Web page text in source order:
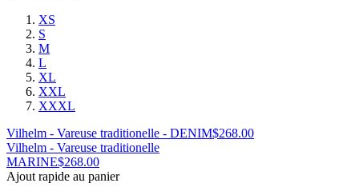
XS
S
M
L
XL
XXL
XXXL
Vilhelm - Vareuse traditionelle - DENIM$268.00
Vilhelm - Vareuse traditionelle
MARINE$268.00
Ajout rapide au panier